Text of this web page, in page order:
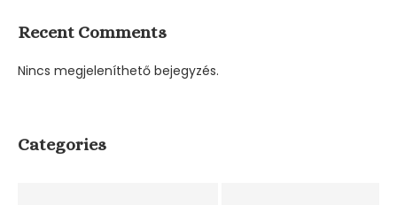
Recent Comments
Nincs megjeleníthető bejegyzés.
Categories